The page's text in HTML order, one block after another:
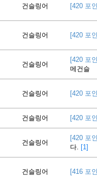
건슬링어 [420 포
건슬링어 [420 포
건슬링어
[420 포
메건슬
건슬링어 [420 포
건슬링어 [420 포
건슬링어
[420 포
다. [1]
건슬링어 [416 포